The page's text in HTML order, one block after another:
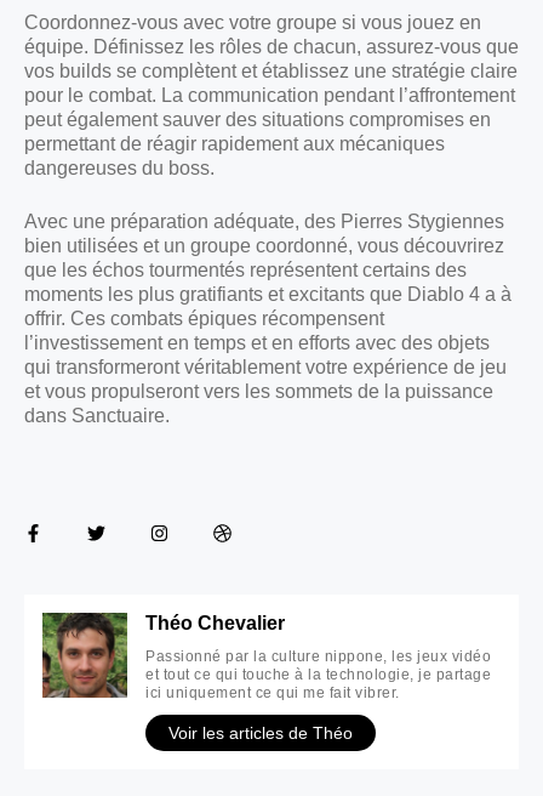
Coordonnez-vous avec votre groupe si vous jouez en
équipe. Définissez les rôles de chacun, assurez-vous que
vos builds se complètent et établissez une stratégie claire
pour le combat. La communication pendant l’affrontement
peut également sauver des situations compromises en
permettant de réagir rapidement aux mécaniques
dangereuses du boss.
Avec une préparation adéquate, des Pierres Stygiennes
bien utilisées et un groupe coordonné, vous découvrirez
que les échos tourmentés représentent certains des
moments les plus gratifiants et excitants que Diablo 4 a à
offrir. Ces combats épiques récompensent
l’investissement en temps et en efforts avec des objets
qui transformeront véritablement votre expérience de jeu
et vous propulseront vers les sommets de la puissance
dans Sanctuaire.
Théo Chevalier
Passionné par la culture nippone, les jeux vidéo
et tout ce qui touche à la technologie, je partage
ici uniquement ce qui me fait vibrer.
Voir les articles de Théo